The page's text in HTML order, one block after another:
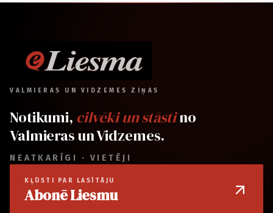
VALMIERAS UN VIDZEMES ZIŅAS
Notikumi, cilvēki un stāstino
Valmieras un Vidzemes.
NEATKARĪGI · VIETĒJI
KĻŪSTI PAR LASĪTĀJU
Abonē Liesmu